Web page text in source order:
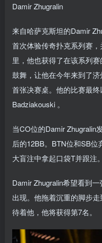
Damir Zhugralin
来自哈萨克斯坦的Damir
首次体验传奇扑克系列赛
里，他也获得了在该系列
鼓舞，让他在今年来到了
首张决赛桌。他的比赛最
Badziakouski 。
当CO位的Damir Zhugralin
后的12BB。BTN位和SB
大盲注中拿起口袋T并跟注。
Damir Zhugralin希望看到
出现。他拖着沉重的脚步
待着他，他将获得第7名。